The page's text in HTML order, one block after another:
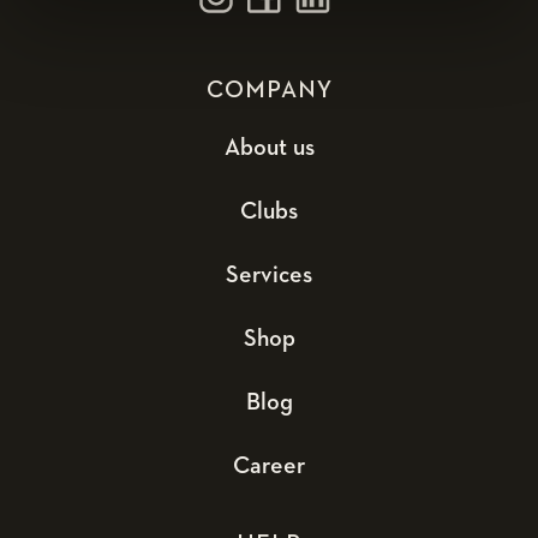
COMPANY
About us
Clubs
Services
Shop
Blog
Career